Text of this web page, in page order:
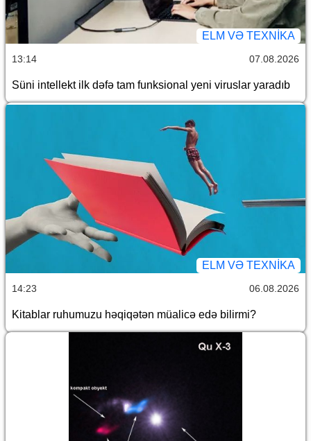
ELM VƏ TEXNIKA
13:14 07.08.2026
Süni intellekt ilk dəfə tam funksional yeni viruslar yaradıb
ELM VƏ TEXNIKA
14:23 06.08.2026
Kitablar ruhumuzu həqiqətən müalicə edə bilirmi?